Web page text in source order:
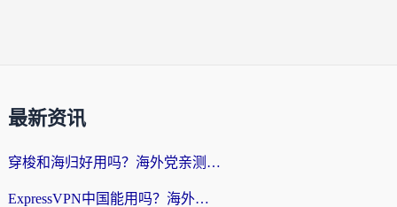
最新资讯
穿梭和海归好用吗？海外党亲测：3步选对回国加速器，无缝刷国内剧玩手游
ExpressVPN中国能用吗？海外党翻回国内的加速器选择指南（附番茄加速器实测）